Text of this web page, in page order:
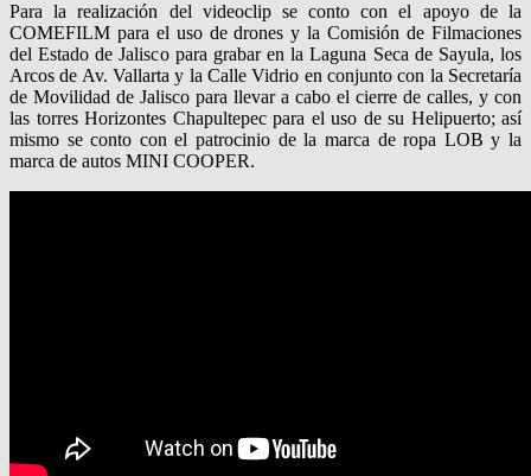
Para la realización del videoclip se conto con el apoyo de la
COMEFILM para el uso de drones y la Comisión de Filmaciones
del Estado de Jalisco para grabar en la Laguna Seca de Sayula, los
Arcos de Av. Vallarta y la Calle Vidrio en conjunto con la Secretaría
de Movilidad de Jalisco para llevar a cabo el cierre de calles, y con
las torres Horizontes Chapultepec para el uso de su Helipuerto; así
mismo se conto con el patrocinio de la marca de ropa LOB y la
marca de autos MINI COOPER.